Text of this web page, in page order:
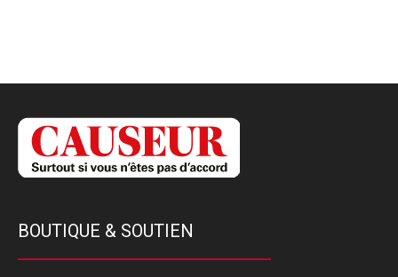
BOUTIQUE & SOUTIEN